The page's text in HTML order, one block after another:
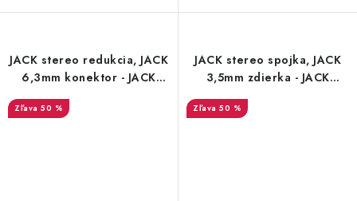
JACK stereo redukcia, JACK
6,3mm konektor - JACK
50 %
JACK stereo spojka, JACK
3,5mm zdierka - JACK
50 %